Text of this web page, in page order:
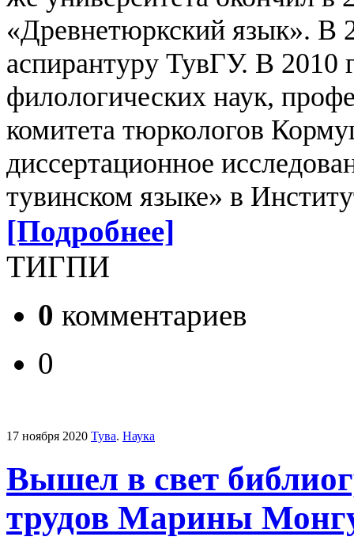
«Древнетюркский язык». В
аспирантуру ТувГУ. В 2010
филологических наук,
комитета тюркологов
диссертационное
тувинском языке» в
[Подробнее]
ТИГПИ
0 комментариев
0
17 ноября 2020 Тува. Наука
Вышел в свет
трудов Марины